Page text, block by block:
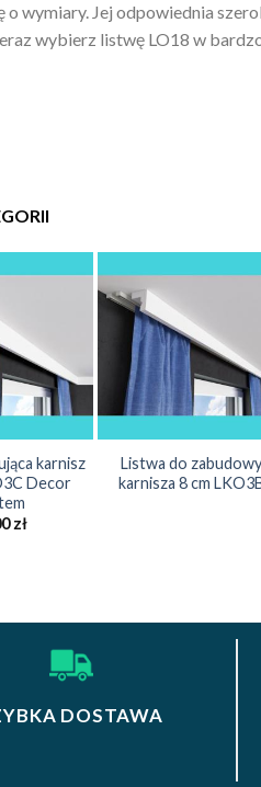
wymiary. Jej odpowiednia
wybierz listwę LO18 w
karnisz
Decor
zł
Listwa do zabudowy
karnisza 8 cm
DOSTAWA